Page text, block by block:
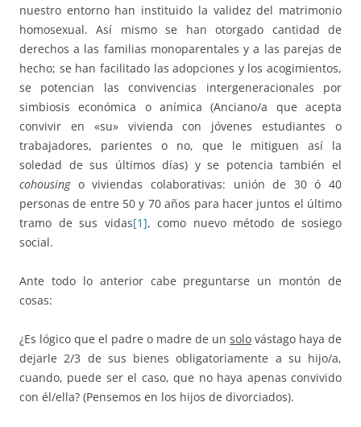
nuestro entorno han instituido la validez del matrimonio
homosexual. Así mismo se han otorgado cantidad de
derechos a las familias monoparentales y a las parejas de
hecho; se han facilitado las adopciones y los acogimientos,
se potencian las convivencias intergeneracionales por
simbiosis económica o anímica (Anciano/a que acepta
convivir en «su» vivienda con jóvenes estudiantes o
trabajadores, parientes o no, que le mitiguen así la
soledad de sus últimos días) y se potencia también el
cohousingo viviendas colaborativas: unión de 30 ó 40
personas de entre 50 y 70 años para hacer juntos el último
tramo de sus vidas[1], como nuevo método de sosiego
social.
Ante todo lo anterior cabe preguntarse un montón de
cosas:
¿Es lógico que el padre o madre de un solo vástago haya de
dejarle 2/3 de sus bienes obligatoriamente a su hijo/a,
cuando, puede ser el caso, que no haya apenas convivido
con él/ella? (Pensemos en los hijos de divorciados).